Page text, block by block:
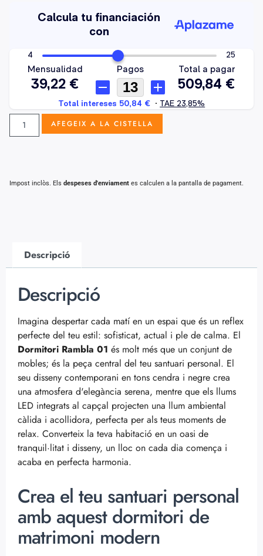
AFEGEIX A LA CISTELLA
Impost inclòs. Els despeses d'enviament es calculen a la pantalla de pagament.
Descripció
Descripció
Imagina despertar cada matí en un espai que és un reflex
perfecte del teu estil: sofisticat, actual i ple de calma. El
Dormitori Rambla 01 és molt més que un conjunt de
mobles; és la peça central del teu santuari personal. El
seu disseny contemporani en tons cendra i negre crea
una atmosfera d'elegància serena, mentre que els llums
LED integrats al capçal projecten una llum ambiental
càlida i acollidora, perfecta per als teus moments de
relax. Converteix la teva habitació en un oasi de
tranquil·litat i disseny, un lloc on cada dia comença i
acaba en perfecta harmonia.
Crea el teu santuari personal
amb aquest dormitori de
matrimoni modern